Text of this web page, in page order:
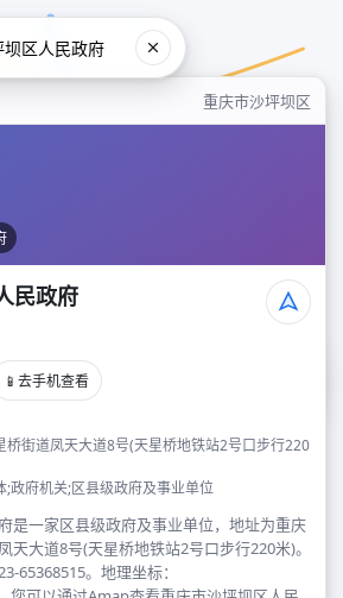
重庆市沙坪坝区
民政府
📱 去手机查看
桥街道凤天大道8号(天星桥地铁站2号口步行220
;政府机关;区县级政府及事业单位
是一家区县级政府及事业单位，地址为重庆
天大道8号(天星桥地铁站2号口步行220米)。
65368515。地理坐标：